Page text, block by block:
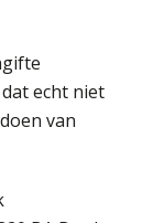
echt niet
van
talenten in
7
Cursus Inkomstenbelasting voor de salarisadministrateur